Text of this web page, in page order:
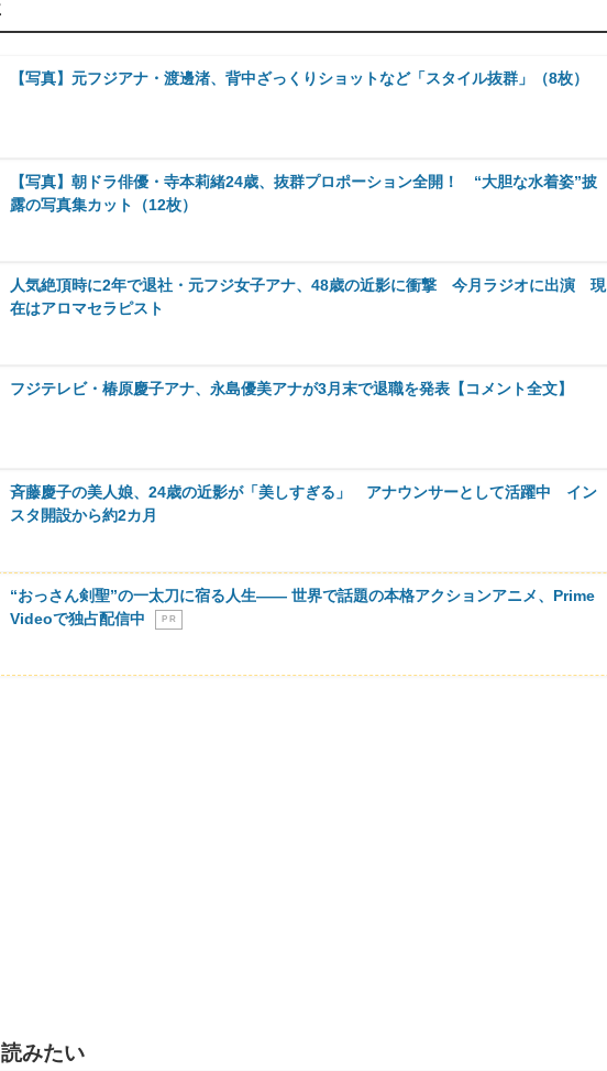
【写真】元フジアナ・渡邊渚、背中ざっくりショットなど「スタイル抜群」（8枚）
【写真】朝ドラ俳優・寺本莉緒24歳、抜群プロポーション全開！ “大胆な水着姿”披
露の写真集カット（12枚）
人気絶頂時に2年で退社・元フジ女子アナ、48歳の近影に衝撃 今月ラジオに出演 現
在はアロマセラピスト
フジテレビ・椿原慶子アナ、永島優美アナが3月末で退職を発表【コメント全文】
斉藤慶子の美人娘、24歳の近影が「美しすぎる」 アナウンサーとして活躍中 イン
スタ開設から約2カ月
“おっさん剣聖”の一太刀に宿る人生―― 世界で話題の本格アクションアニメ、Prime
Videoで独占配信中
P R
みたい